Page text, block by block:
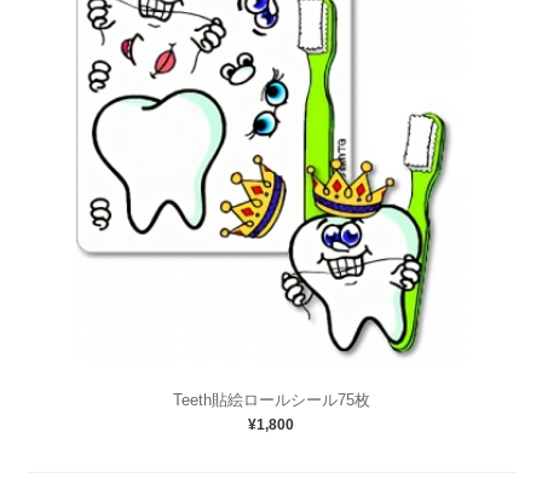
Teeth貼絵ロールシール75枚
¥1,800